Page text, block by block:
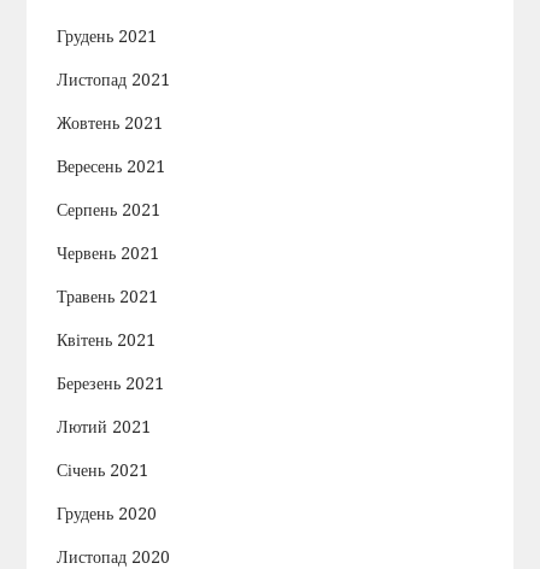
Грудень 2021
Листопад 2021
Жовтень 2021
Вересень 2021
Серпень 2021
Червень 2021
Травень 2021
Квітень 2021
Березень 2021
Лютий 2021
Січень 2021
Грудень 2020
Листопад 2020